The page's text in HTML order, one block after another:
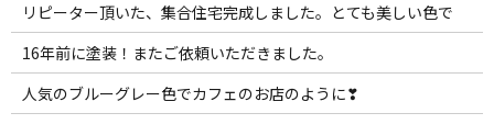
リピーター頂いた、集合住宅完成しました。とても美しい色で
16年前に塗装！またご依頼いただきました。
人気のブルーグレー色でカフェのお店のように❣